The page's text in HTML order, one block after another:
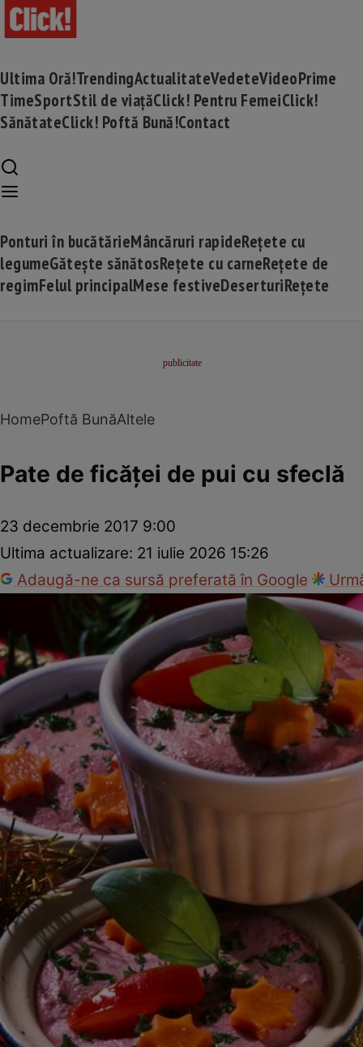
Ultima Oră!TrendingActualitateVedeteVideoPrime
TimeSportStil de viațăClick! Pentru FemeiClick!
SănătateClick! Poftă Bună!Contact
Ponturi în bucătărieMâncăruri rapideRețete cu
legumeGătește sănătosRețete cu carneRețete de
regimFelul principalMese festiveDeserturiRețete
HomePoftă BunăAltele
Pate de ficăţei de pui cu sfeclă
23 decembrie 2017 9:00
Ultima actualizare: 21 iulie 2026 15:26
Adaugă-ne ca sursă preferată în Google